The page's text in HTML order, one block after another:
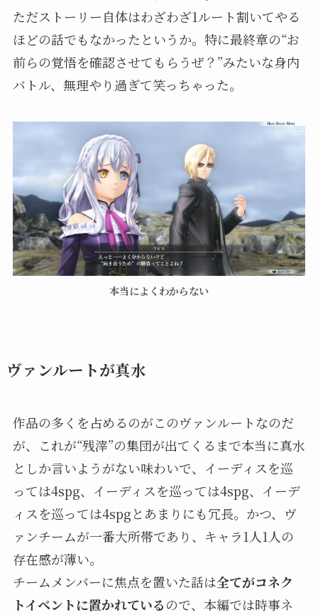
ただストーリー自体はわざわざ1ルート割いてやる
ほどの話でもなかったというか。特に最終章の“お
前らの覚悟を確認させてもらうぜ？”みたいな身内
バトル、無理やり過ぎて笑っちゃった。
本当によくわからない
ヴァンルートが真水
作品の多くを占めるのがこのヴァンルートなのだ
が、これが“残滓”の集団が出てくるまで本当に真水
としか言いようがない味わいで、イーディスを巡
っては4spg、イーディスを巡っては4spg、イーデ
ィスを巡っては4spgとあまりにも冗長。かつ、ヴ
ァンチームが一番大所帯であり、キャラ1人1人の
存在感が薄い。
チームメンバーに焦点を置いた話は全てがコネク
トイベントに置かれているので、本編では時事ネ